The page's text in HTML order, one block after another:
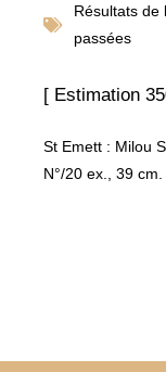
Résultats de
passées
[ Estimation
St Emett : Milou
N°/20 ex., 39 cm.